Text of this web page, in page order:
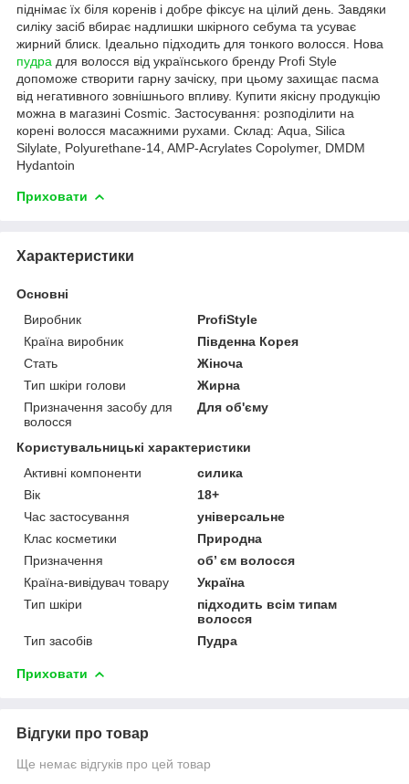
піднімає їх біля коренів і добре фіксує на цілий день. Завдяки
силіку засіб вбирає надлишки шкірного себума та усуває
жирний блиск. Ідеально підходить для тонкого волосся. Нова
пудра для волосся від українського бренду Profi Style
допоможе створити гарну зачіску, при цьому захищає пасма
від негативного зовнішнього впливу. Купити якісну продукцію
можна в магазині Cosmic. Застосування: розподілити на
корені волосся масажними рухами. Склад: Aqua, Silica
Silylate, Polyurethane-14, AMP-Acrylates Copolymer, DMDM
Hydantoin
Приховати
Характеристики
Основні
Виробник
ProfiStyle
Країна виробник
Південна Корея
Стать
Жіноча
Тип шкіри голови
Жирна
Призначення засобу для
волосся
Для об'єму
Користувальницькі характеристики
Активні компоненти
силика
Вік
18+
Час застосування
універсальне
Клас косметики
Природна
Призначення
об’ єм волосся
Країна-вивідувач товару
Україна
Тип шкіри
підходить всім типам
волосся
Тип засобів
Пудра
Приховати
Відгуки про товар
Ще немає відгуків про цей товар